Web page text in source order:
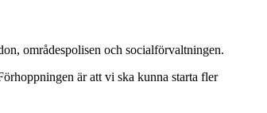
områdespolisen och socialförvaltningen.
är att vi ska kunna starta fler